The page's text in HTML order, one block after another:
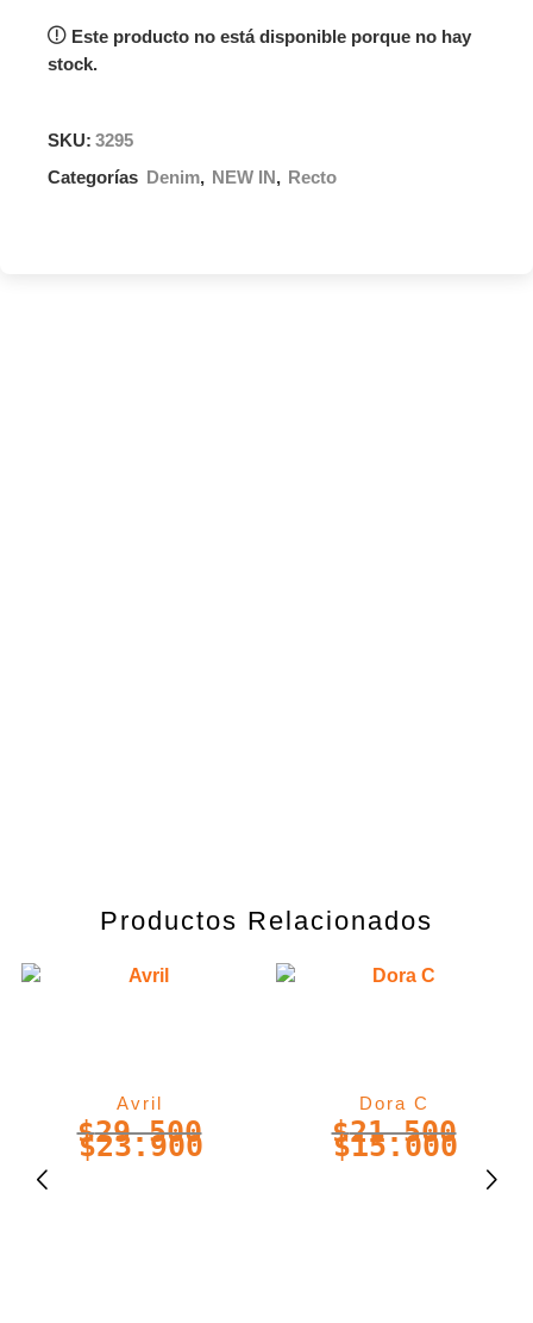
Este producto no está disponible porque no hay
stock.
SKU: 3295
Categorías
Denim, NEW IN , Recto
Productos Relacionados
Avril
$29.500
$23.900
Dora C
$21.500
$15.000